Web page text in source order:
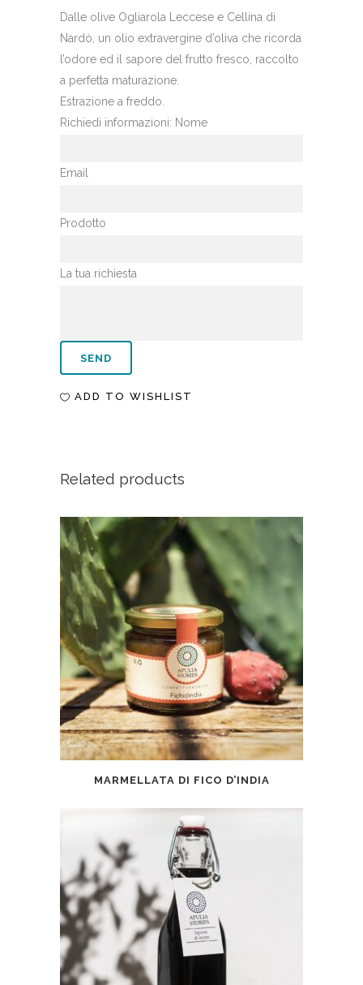
Dalle olive Ogliarola Leccese e Cellina di
Nardò, un olio extravergine d’oliva che ricorda
l’odore ed il sapore del frutto fresco, raccolto
a perfetta maturazione.
Estrazione a freddo.
Richiedi informazioni: Nome
Email
Prodotto
La tua richiesta
ADD TO WISHLIST
Related products
MARMELLATA DI FICO D’INDIA